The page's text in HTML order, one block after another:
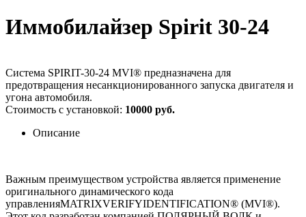
Иммобилайзер Spirit 30-24
Система SPIRIT-30-24 MVI® предназначена для
предотвращения несанкционированного запуска двигателя и
угона автомобиля.
Стоимость с установкой: 10000 руб.
Описание
Важным преимуществом устройства является применение
оригинального динамического кода
управленияMATRIXVERIFYIDENTIFICATION® (MVI®).